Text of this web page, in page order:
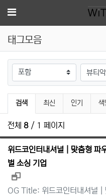
메뉴
태그모음
태그
검색 최신 인기 색
전체 8 / 1 페이지
위드코인터내셔널 | 맞춤형 파
벌 소싱 기업
새창으로 보기
OG Title: 위드코인터내셔널 |